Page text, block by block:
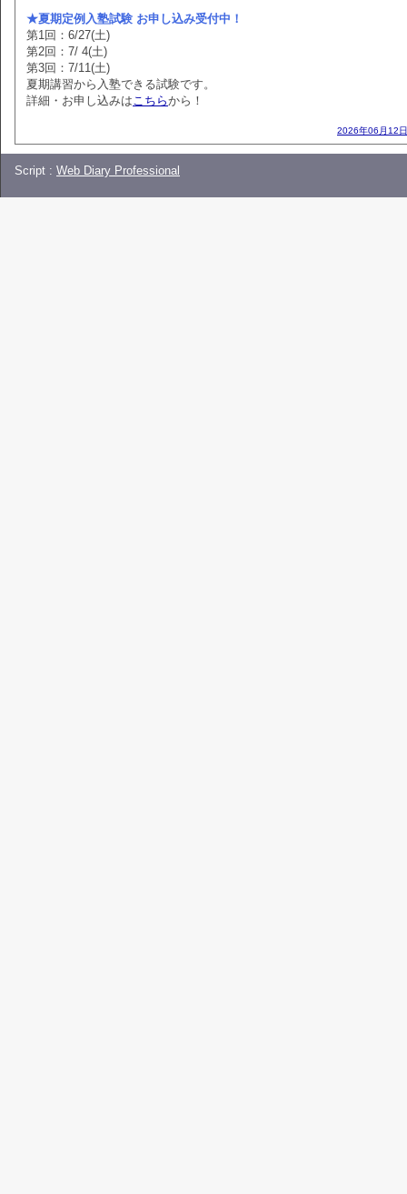
★夏期定例入塾試験 お申し込み受付中！
第1回：6/27(土)
第2回：7/ 4(土)
第3回：7/11(土)
夏期講習から入塾できる試験です。
詳細・お申し込みはこちらから！
2026年06月12
Script : Web Diary Professional